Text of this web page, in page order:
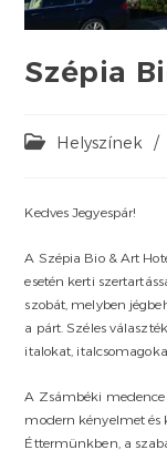
Szépia
PostHelyszínek /
Kedves Jegyespár!
A Szépia Bio & Art
esetén kerti
szobát, melyben
a párt. Széles
italokat,
A Zsámbéki medence
modern kényelmet és
Éttermünkben, a